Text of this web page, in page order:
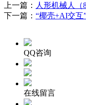
上一篇： 人形机械人（
下一篇： “椰壳+AI交互
QQ咨询
在线留言